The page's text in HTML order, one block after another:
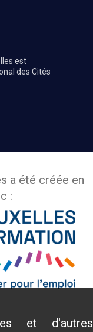
et d'autres
est
des Cités
a été créée en
: